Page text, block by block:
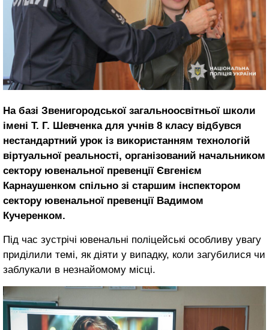
На базі Звенигородської загальноосвітньої школи
імені Т. Г. Шевченка для учнів 8 класу відбувся
нестандартний урок із використанням технологій
віртуальної реальності, організований начальником
сектору ювенальної превенції Євгенієм
Карнаушенком спільно зі старшим інспектором
сектору ювенальної превенції Вадимом
Кучеренком.
Під час зустрічі ювенальні поліцейські особливу увагу
приділили темі, як діяти у випадку, коли загубилися чи
заблукали в незнайомому місці.